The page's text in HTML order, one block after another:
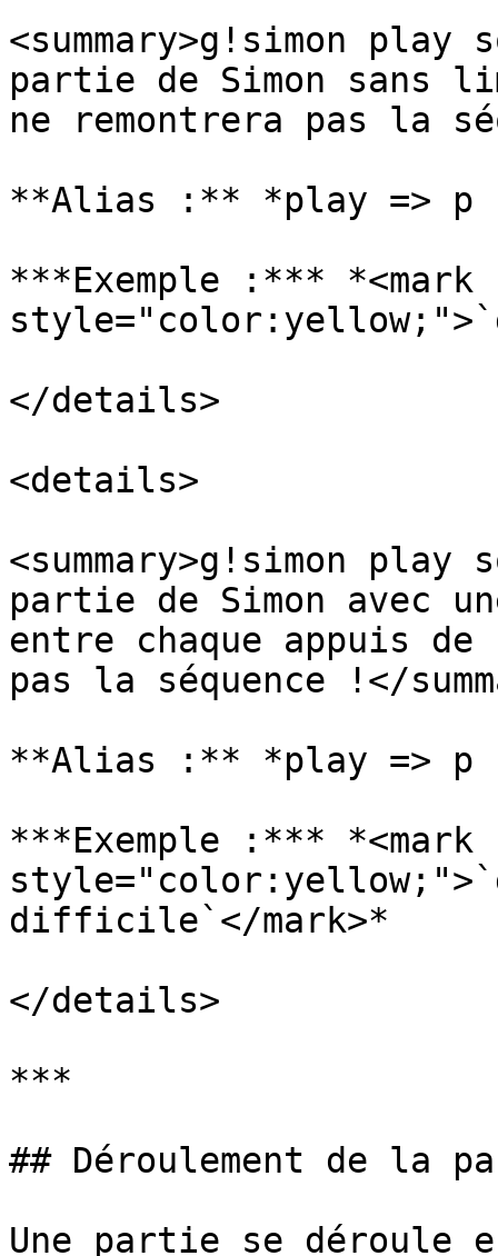
<summary>g!simon play
partie de Simon sans
ne remontrera pas la
**Alias :** *play => p
***Exemple :*** *<mark
</details>
<details>
<summary>g!simon
partie de Simon avec
entre chaque appuis
pas la séquence !</
**Alias :** *play => p
***Exemple :*** *<mark
difficile`</mark>*
</details>
***
## Déroulement de la
Une partie se déroule